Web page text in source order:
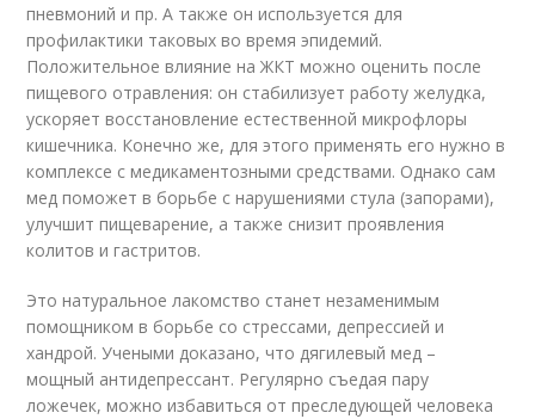
пневмоний и пр. А также он используется для
профилактики таковых во время эпидемий.
Положительное влияние на ЖКТ можно оценить после
пищевого отравления: он стабилизует работу желудка,
ускоряет восстановление естественной микрофлоры
кишечника. Конечно же, для этого применять его нужно в
комплексе с медикаментозными средствами. Однако сам
мед поможет в борьбе с нарушениями стула (запорами),
улучшит пищеварение, а также снизит проявления
колитов и гастритов.
Это натуральное лакомство станет незаменимым
помощником в борьбе со стрессами, депрессией и
хандрой. Учеными доказано, что дягилевый мед –
мощный антидепрессант. Регулярно съедая пару
ложечек, можно избавиться от преследующей человека